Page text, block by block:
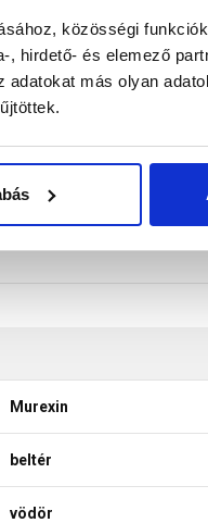
közösségi
hirdető- és elemező
más olyan
nem
kerámia burkolatok
W4 szabványoknak,
Murexin
beltér
vödör